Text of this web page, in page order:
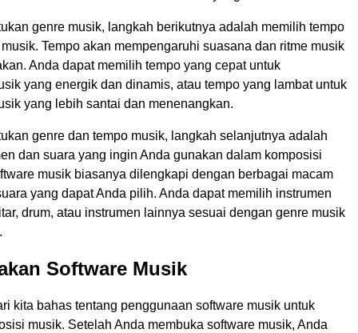
genre musik, langkah berikutnya adalah memilih tempo
Tempo akan mempengaruhi suasana dan ritme musik
Anda dapat memilih tempo yang cepat untuk
yang energik dan dinamis, atau tempo yang lambat untuk
yang lebih santai dan menenangkan.
genre dan tempo musik, langkah selanjutnya adalah
dan suara yang ingin Anda gunakan dalam komposisi
musik biasanya dilengkapi dengan berbagai macam
yang dapat Anda pilih. Anda dapat memilih instrumen
drum, atau instrumen lainnya sesuai dengan genre musik
Software Musik
kita bahas tentang penggunaan software musik untuk
musik. Setelah Anda membuka software musik, Anda